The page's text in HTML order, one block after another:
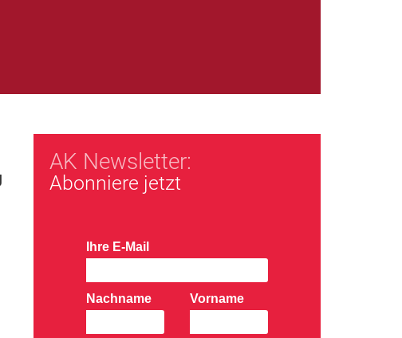
AK Newsletter:
Abonniere jetzt
Ihre E-Mail
Nachname Vorname